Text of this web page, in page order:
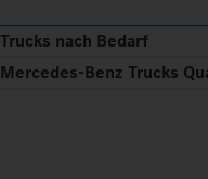
Trucks nach Bedarf
Mercedes‑Benz Trucks